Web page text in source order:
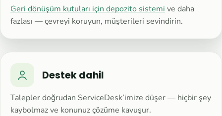
Geri dönüşüm kutuları için depozito sistemi ve daha
fazlası — çevreyi koruyun, müşterileri sevindirin.
Destek dahil
Talepler doğrudan ServiceDesk’imize düşer — hiçbir şey
kaybolmaz ve konunuz çözüme kavuşur.